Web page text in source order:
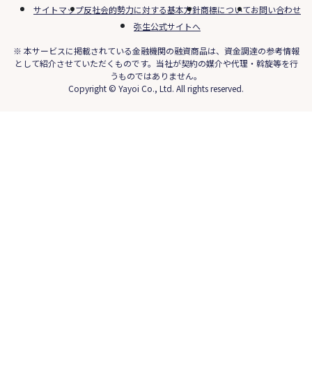
サイトマップ反社会的勢力に対する基本方針商標についてお問い合わせ
弥生公式サイトへ
※ 本サービスに掲載されている金融機関の融資商品は、資金調達の参考情報
として紹介させていただくものです。当社が契約の媒介や代理・斡旋等を行
うものではありません。
Copyright © Yayoi Co., Ltd. All rights reserved.